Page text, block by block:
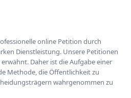
online Petition durch
Dienstleistung. Unsere Petitionen
Daher ist die Aufgabe einer
Methode, die Öffentlichkeit zu
wahrgenommen zu